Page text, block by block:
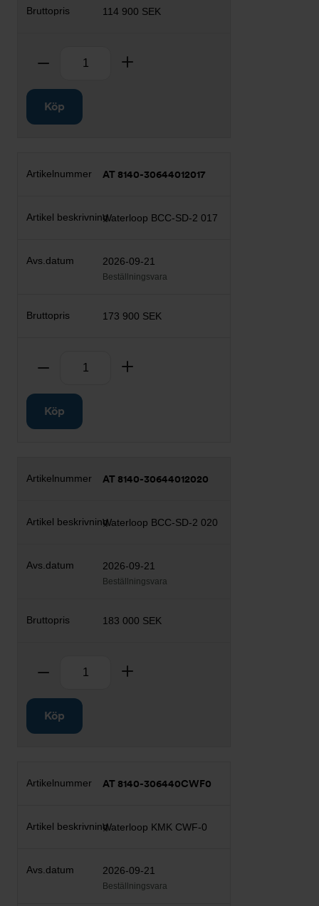
114 900 SEK
Ta bort
Köp
AT 8140-30644012017
Waterloop BCC-SD-2 017
2026-09-21
Beställningsvara
173 900 SEK
Ta bort
Köp
AT 8140-30644012020
Waterloop BCC-SD-2 020
2026-09-21
Beställningsvara
183 000 SEK
Ta bort
Köp
AT 8140-306440CWF0
Waterloop KMK CWF-0
2026-09-21
Beställningsvara